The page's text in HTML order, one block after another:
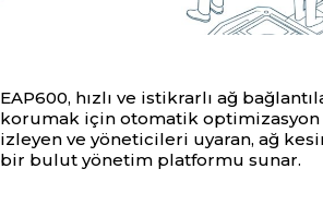
EAP600, hızlı ve istikrarlı ağ
korumak için otomatik optimizasyon
izleyen ve yöneticileri uyaran, ağ
bir bulut yönetim platformu sunar.